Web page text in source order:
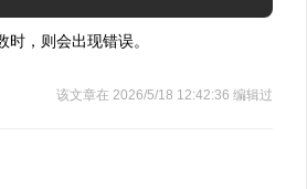
时，则会出现错误。
该文章在 2026/5/18 12:42:36 编辑过